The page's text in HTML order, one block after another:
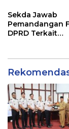
Sekda Jawab
Pemandangan
DPRD Terkait
2024